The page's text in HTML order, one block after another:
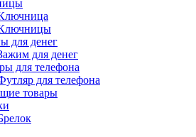
для денег
для денег
для телефона
для телефона
товары